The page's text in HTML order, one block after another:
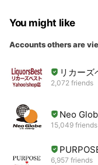
You might like
Accounts others are
リカー
2,072 friends
Neo
15,049 friends
6,957 friends